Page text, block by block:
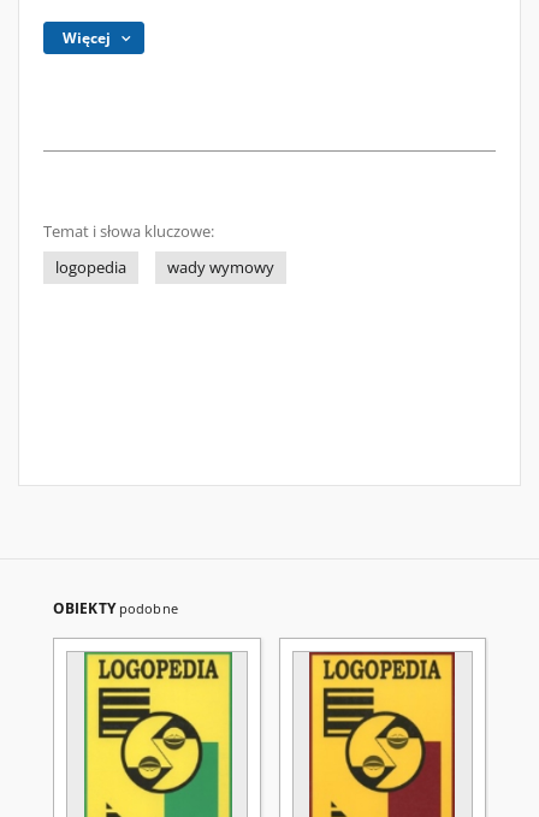
Więcej
Temat i słowa kluczowe:
logopedia
wady wymowy
OBIEKTY podobne